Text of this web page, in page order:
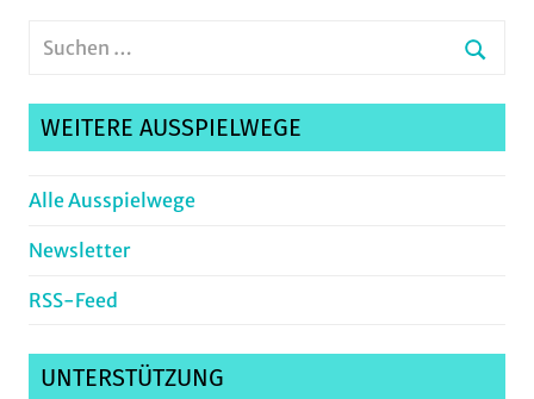
Suchen
WEITERE AUSSPIELWEGE
Alle Ausspielwege
Newsletter
RSS-Feed
UNTERSTÜTZUNG